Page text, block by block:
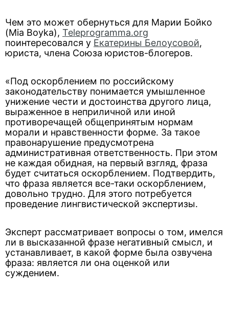
Чем это может обернуться для Марии Бойко
(Mia Boyka), Teleprogramma.org
поинтересовался у Екатерины Белоусовой,
юриста, члена Союза юристов-блогеров.
«Под оскорблением по российскому
законодательству понимается умышленное
унижение чести и достоинства другого лица,
выраженное в неприличной или иной
противоречащей общепринятым нормам
морали и нравственности форме. За такое
правонарушение предусмотрена
административная ответственность. При этом
не каждая обидная, на первый взгляд, фраза
будет считаться оскорблением. Подтвердить,
что фраза является все-таки оскорблением,
довольно трудно. Для этого потребуется
проведение лингвистической экспертизы.
Эксперт рассматривает вопросы о том, имелся
ли в высказанной фразе негативный смысл, и
устанавливает, в какой форме была озвучена
фраза: является ли она оценкой или
суждением.